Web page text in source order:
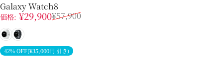
Galaxy Watch8
販売価格
価格: ¥29,900
通常価格 ¥57,900
シルバー
グラファイト
42% OFF(¥35,000円 引き)